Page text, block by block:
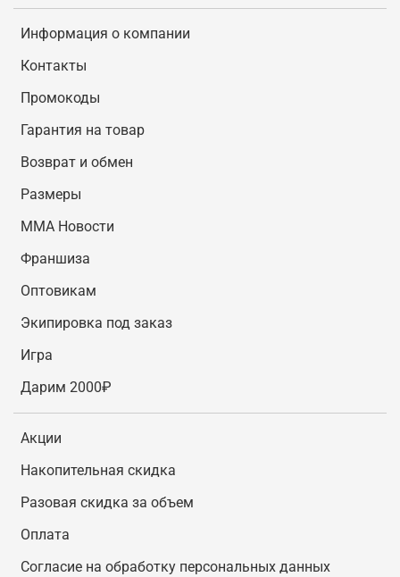
Информация о компании
Контакты
Промокоды
Гарантия на товар
Возврат и обмен
Размеры
MMA Новости
Франшиза
Оптовикам
Экипировка под заказ
Игра
Дарим 2000₽
Акции
Накопительная скидка
Разовая скидка за объем
Оплата
Согласие на обработку персональных данных